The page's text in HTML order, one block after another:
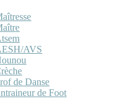
AVS
de Danse
de Foot